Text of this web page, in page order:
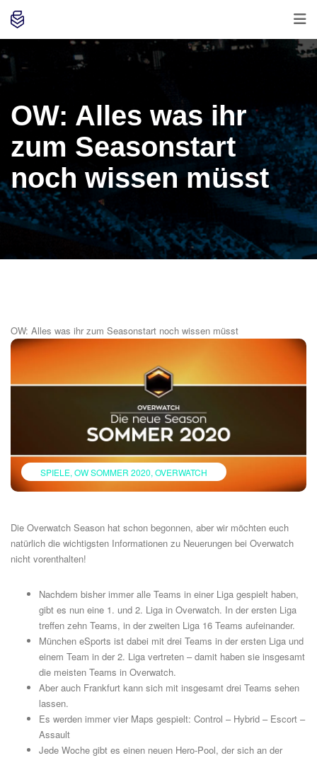
OW: Alles was ihr
zum Seasonstart
noch wissen müsst
OW: Alles was ihr zum Seasonstart noch wissen müsst
SPIELE OW SOMMER 2020 OVERWATCH
Die Overwatch Season hat schon begonnen, aber wir möchten euch
natürlich die wichtigsten Informationen zu Neuerungen bei Overwatch
nicht vorenthalten!
Nachdem bisher immer alle Teams in einer Liga gespielt haben,
gibt es nun eine 1. und 2. Liga in Overwatch. In der ersten Liga
treffen zehn Teams, in der zweiten Liga 16 Teams aufeinander.
München eSports ist dabei mit drei Teams in der ersten Liga und
einem Team in der 2. Liga vertreten – damit haben sie insgesamt
die meisten Teams in Overwatch.
Aber auch Frankfurt kann sich mit insgesamt drei Teams sehen
lassen.
Es werden immer vier Maps gespielt: Control – Hybrid – Escort –
Assault
Jede Woche gibt es einen neuen Hero-Pool, der sich an der